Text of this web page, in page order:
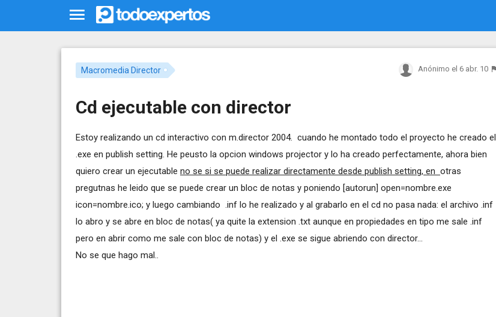
Macromedia Director Anónimo el 6 abr. 10
Cd ejecutable con director
Estoy realizando un cd interactivo con m.director 2004. cuando he montado todo el proyecto he creado el
.exe en publish setting. He peusto la opcion windows projector y lo ha creado perfectamente, ahora bien
quiero crear un ejecutable no se si se puede realizar directamente desde publish setting, en otras
pregutnas he leido que se puede crear un bloc de notas y poniendo [autorun] open=nombre.exe
icon=nombre.ico; y luego cambiando .inf lo he realizado y al grabarlo en el cd no pasa nada: el archivo .inf
lo abro y se abre en bloc de notas( ya quite la extension .txt aunque en propiedades en tipo me sale .inf
pero en abrir como me sale con bloc de notas) y el .exe se sigue abriendo con director...
No se que hago mal..